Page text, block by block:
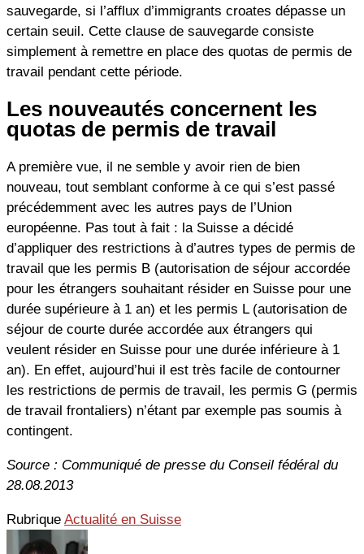
sauvegarde, si l’afflux d’immigrants croates dépasse un
certain seuil. Cette clause de sauvegarde consiste
simplement à remettre en place des quotas de permis de
travail pendant cette période.
Les nouveautés concernent les
quotas de permis de travail
A première vue, il ne semble y avoir rien de bien
nouveau, tout semblant conforme à ce qui s’est passé
précédemment avec les autres pays de l’Union
européenne. Pas tout à fait : la Suisse a décidé
d’appliquer des restrictions à d’autres types de permis de
travail que les permis B (autorisation de séjour accordée
pour les étrangers souhaitant résider en Suisse pour une
durée supérieure à 1 an) et les permis L (autorisation de
séjour de courte durée accordée aux étrangers qui
veulent résider en Suisse pour une durée inférieure à 1
an). En effet, aujourd’hui il est très facile de contourner
les restrictions de permis de travail, les permis G (permis
de travail frontaliers) n’étant par exemple pas soumis à
contingent.
Source : Communiqué de presse du Conseil fédéral du
28.08.2013
Rubrique Actualité en Suisse